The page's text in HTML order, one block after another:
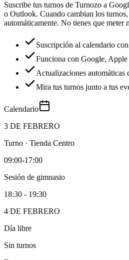
Suscribe tus turnos de Turnozo a
o Outlook. Cuando cambian los
automáticamente. No tienes que meter
Suscripción al calendario
Funciona con Google,
Actualizaciones automáticas
Mira tus turnos junto a tus
Calendario
3 DE FEBRERO
Turno · Tienda Centro
09:00-17:00
Sesión de gimnasio
18:30 - 19:30
4 DE FEBRERO
Día libre
Sin turnos